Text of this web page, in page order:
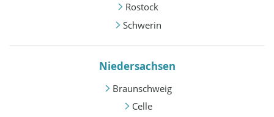
Rostock
Schwerin
Niedersachsen
Braunschweig
Celle